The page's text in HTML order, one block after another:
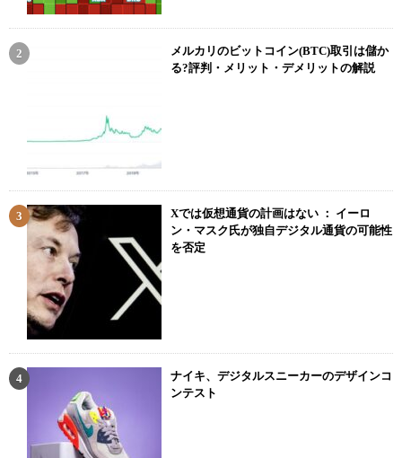
メルカリのビットコイン(BTC)取引は儲か
る?評判・メリット・デメリットの解説
Xでは仮想通貨の計画はない ： イーロ
ン・マスク氏が独自デジタル通貨の可能性
を否定
ナイキ、デジタルスニーカーのデザインコ
ンテスト